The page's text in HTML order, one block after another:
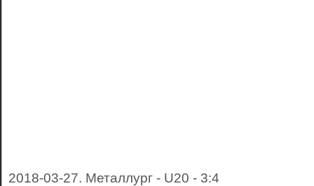
2018-03-27. Металлург - U20 - 3:4